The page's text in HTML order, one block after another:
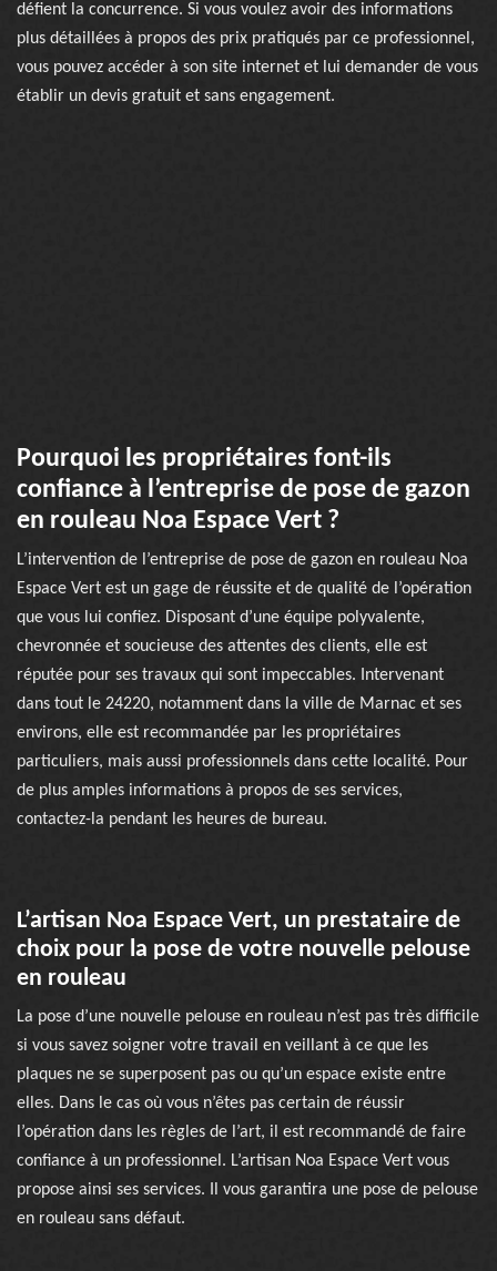
défient la concurrence. Si vous voulez avoir des informations
plus détaillées à propos des prix pratiqués par ce professionnel,
vous pouvez accéder à son site internet et lui demander de vous
établir un devis gratuit et sans engagement.
Pourquoi les propriétaires font-ils
confiance à l’entreprise de pose de gazon
en rouleau Noa Espace Vert ?
L’intervention de l’entreprise de pose de gazon en rouleau Noa
Espace Vert est un gage de réussite et de qualité de l’opération
que vous lui confiez. Disposant d’une équipe polyvalente,
chevronnée et soucieuse des attentes des clients, elle est
réputée pour ses travaux qui sont impeccables. Intervenant
dans tout le 24220, notamment dans la ville de Marnac et ses
environs, elle est recommandée par les propriétaires
particuliers, mais aussi professionnels dans cette localité. Pour
de plus amples informations à propos de ses services,
contactez-la pendant les heures de bureau.
L’artisan Noa Espace Vert, un prestataire de
choix pour la pose de votre nouvelle pelouse
en rouleau
La pose d’une nouvelle pelouse en rouleau n’est pas très difficile
si vous savez soigner votre travail en veillant à ce que les
plaques ne se superposent pas ou qu’un espace existe entre
elles. Dans le cas où vous n’êtes pas certain de réussir
l’opération dans les règles de l’art, il est recommandé de faire
confiance à un professionnel. L’artisan Noa Espace Vert vous
propose ainsi ses services. Il vous garantira une pose de pelouse
en rouleau sans défaut.